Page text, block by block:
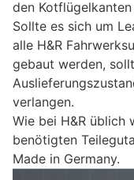
den
Sollte es sich um
alle H&R
gebaut werden,
verlangen.
Wie bei H&R üblich
benötigten
Made in Germany.